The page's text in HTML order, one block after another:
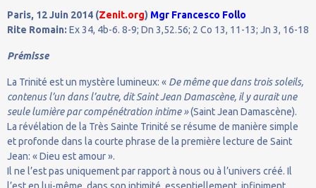
Paris, 12 Juin 2014 (Zenit.org) Mgr Francesco Follo
Rite Romain: Ex 34, 4b-6. 8-9; Dn 3,52.56; 2 Co 13, 11-13; Jn 3, 16-18
Prémisse
La Trinité est un mystère lumineux: « De même que dans trois soleils,
contenus l’un dans l’autre, dit Saint Jean Damascène, il y aurait une
seule lumière par compénétration intime »(Saint Jean Damascène).
La révélation de la Très Sainte Trinité se résume de manière simple
et profonde dans la courte phrase de la première lecture de Saint
Jean: « Dieu est amour ».
Il ne l’est pas uniquement par rapport à nous ou à l’univers créé. Il
l’est en lui-même, dans son intimité, essentiellement, infiniment,